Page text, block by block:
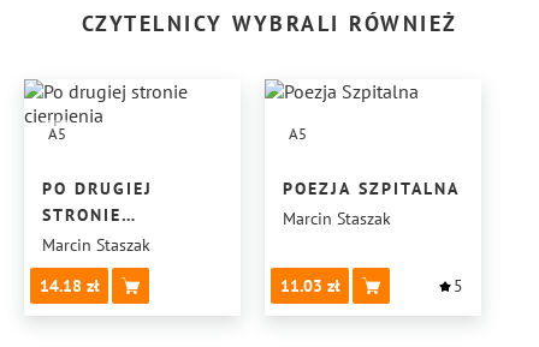
CZYTELNICY WYBRALI RÓWNIEŻ
A5
PO DRUGIEJ
STRONIE
CIERPIENIA
Marcin Staszak
14.18
A5
POEZJA SZPITALNA
Marcin Staszak
11.03 5